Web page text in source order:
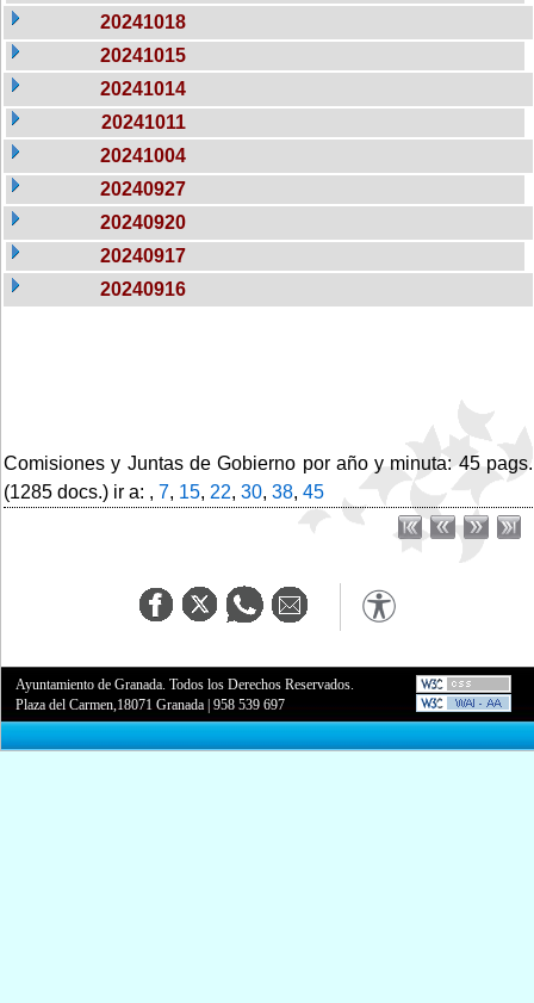
20241018
20241015
20241014
20241011
20241004
20240927
20240920
20240917
20240916
Comisiones y Juntas de Gobierno por año y minuta: 45 pags.
(1285 docs.) ir a: , 7, 15, 22, 30, 38, 45
Ayuntamiento de Granada. Todos los Derechos Reservados.
Plaza del Carmen,18071 Granada |958 539 697